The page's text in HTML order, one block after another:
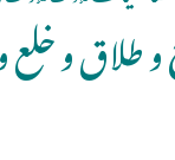
طلاق و